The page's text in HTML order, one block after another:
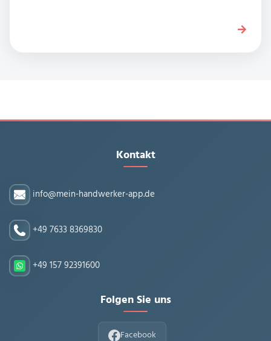
Kontakt
info@mein-handwerker-app.de
+49 7633 8369830
+49 157 92391600
Folgen Sie uns
Facebook